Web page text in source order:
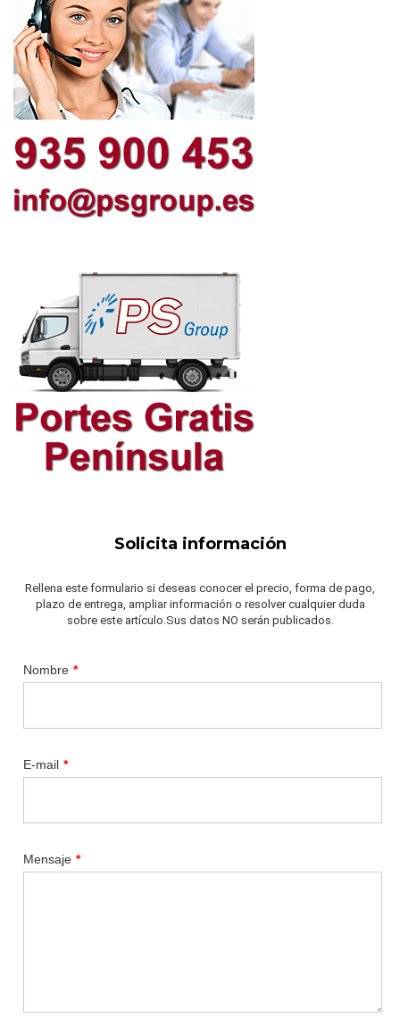
Solicita información
Rellena este formulario si deseas conocer el precio, forma de pago,
plazo de entrega, ampliar información o resolver cualquier duda
sobre este artículo.Sus datos NO serán publicados.
Nombre *
E-mail *
Mensaje *